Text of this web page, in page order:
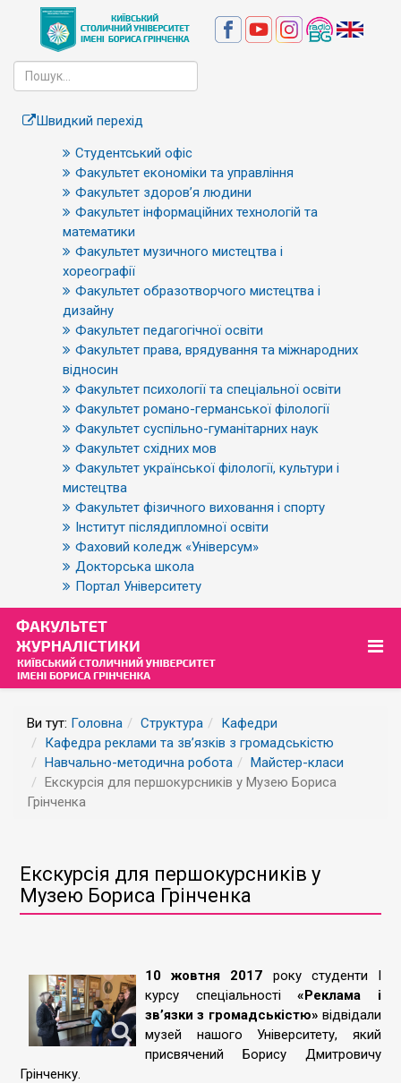
Швидкий перехід
Студентський офіс
Факультет економіки та управління
Факультет здоров’я людини
Факультет інформаційних технологій та
математики
Факультет музичного мистецтва і
хореографії
Факультет образотворчого мистецтва і
дизайну
Факультет педагогічної освіти
Факультет права, врядування та міжнародних
відносин
Факультет психології та спеціальної освіти
Факультет романо-германської філології
Факультет суспільно-гуманітарних наук
Факультет східних мов
Факультет української філології, культури і
мистецтва
Факультет фізичного виховання і спорту
Інститут післядипломної освіти
Фаховий коледж «Універсум»
Докторська школа
Портал Університету
Ви тут: Головна Структура
Кафедри
Кафедра реклами та зв’язків з громадськістю
Навчально-методична робота
Майстер-класи
Екскурсія для першокурсників у Музею Бориса
Грінченка
Екскурсія для першокурсників у
Музею Бориса Грінченка
10 жовтня 2017 року студенти І
курсу спеціальності«Реклама і
зв’язки з громадськістю» відвідали
музей нашого Університету, який
присвячений Борису Дмитровичу
Грінченку.